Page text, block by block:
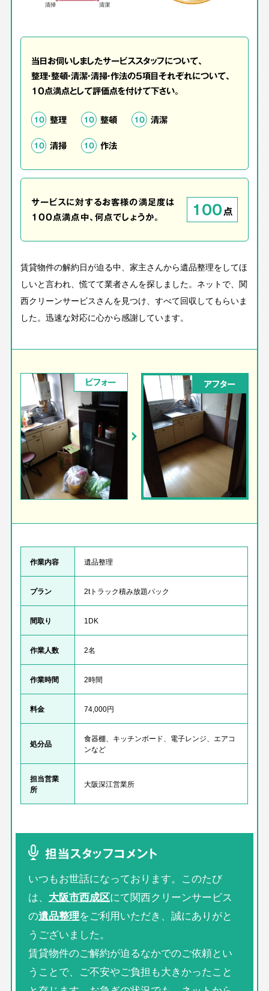
当日お伺いしましたサービススタッフについて、
整理・整頓・清潔・清掃・作法の5項目それぞれについて、
10点満点として評価点を付けて下さい。
10 整理 10 整頓 10 清潔
10 清掃 10 作法
サービスに対するお客様の満足度は
100点満点中、何点でしょうか。
100点
賃貸物件の解約日が迫る中、家主さんから遺品整理をしてほ
しいと言われ、慌てて業者さんを探しました。ネットで、関
西クリーンサービスさんを見つけ、すべて回収してもらいま
した。迅速な対応に心から感謝しています。
ビフォー アフター
作業内容 遺品整理
プラン 2tトラック積み放題パック
間取り 1DK
作業人数 2名
作業時間 2時間
料金 74,000円
処分品
食器棚、キッチンボード、電子レンジ、エアコ
ンなど
担当営業
所
大阪深江営業所
担当スタッフコメント
いつもお世話になっております。このたび
は、 大阪市西成区にて関西クリーンサービス
の遺品整理をご利用いただき、誠にありがと
うございました。
賃貸物件のご解約が迫るなかでのご依頼とい
うことで、ご不安やご負担も大きかったこと